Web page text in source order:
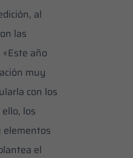
al
las
año
muy
con los
los
el